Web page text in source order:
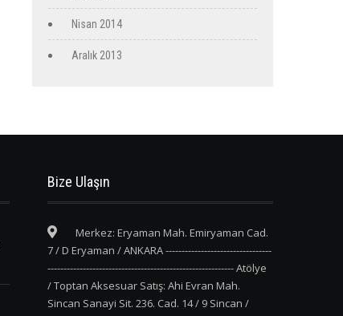
Nisan 2014
Aralık 2013
Bize Ulaşın
Merkez: Eryaman Mah. Emiryaman Cad.
7 / D Eryaman / ANKARA ---------------------------------
---------------------------------------------------------- Atölye
/ Toptan Aksesuar Satış: Ahi Evran Mah.
Sincan Sanayi Sit. 236. Cad. 14 / 9 Sincan /